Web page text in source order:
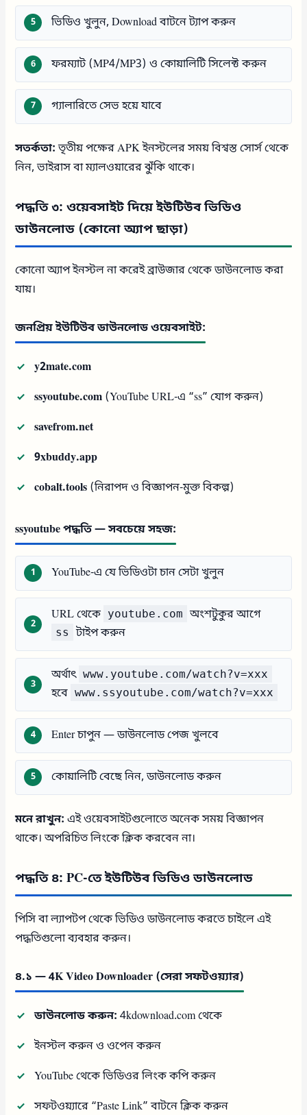
ভিডিও খুলুন, Download বাটনে ট্যাপ করুন
ফরম্যাট (MP4/MP3) ও কোয়ালিটি সিলেক্ট করুন
গ্যালারিতে সেভ হয়ে যাবে
সতর্কতা:তৃতীয় পক্ষের APK ইনস্টলের সময় বিশ্বস্ত সোর্স থেকে
নিন, ভাইরাস বা ম্যালওয়ারের ঝুঁকি থাকে।
পদ্ধতি ৩: ওয়েবসাইট দিয়ে ইউটিউব ভিডিও
ডাউনলোড (কোনো অ্যাপ ছাড়া)
কোনো অ্যাপ ইনস্টল না করেই ব্রাউজার থেকে ডাউনলোড করা
যায়।
জনপ্রিয় ইউটিউব ডাউনলোড ওয়েবসাইট:
y2mate.com
ssyoutube.com (YouTube URL-এ “ss” যোগ করুন)
savefrom.net
9xbuddy.app
cobalt.tools (নিরাপদ ও বিজ্ঞাপন-মুক্ত বিকল্প)
ssyoutube পদ্ধতি — সবচেয়ে সহজ:
YouTube-এ যে ভিডিওটা চান সেটা খুলুন
URL থেকে youtube.com অংশটুকুর আগে
ss টাইপ করুন
অর্থাৎ www.youtube.com/watch?v=xxx
হবে www.ssyoutube.com/watch?v=xxx
Enter চাপুন — ডাউনলোড পেজ খুলবে
কোয়ালিটি বেছে নিন, ডাউনলোড করুন
মনে রাখুন: এই ওয়েবসাইটগুলোতে অনেক সময় বিজ্ঞাপন
থাকে। অপরিচিত লিংকে ক্লিক করবেন না।
পদ্ধতি ৪: PC-তে ইউটিউব ভিডিও ডাউনলোড
পিসি বা ল্যাপটপ থেকে ভিডিও ডাউনলোড করতে চাইলে এই
পদ্ধতিগুলো ব্যবহার করুন।
৪.১ — 4K Video Downloader (সেরা সফটওয়্যার)
ডাউনলোড করুন: 4kdownload.com থেকে
ইনস্টল করুন ও ওপেন করুন
YouTube থেকে ভিডিওর লিংক কপি করুন
সফটওয়্যারে “Paste Link” বাটনে ক্লিক করুন